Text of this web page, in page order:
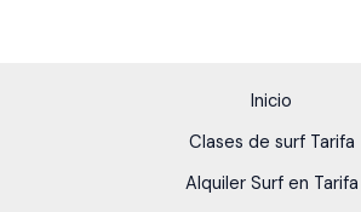
Inicio
Clases de surf Tarifa
Alquiler Surf en Tarifa